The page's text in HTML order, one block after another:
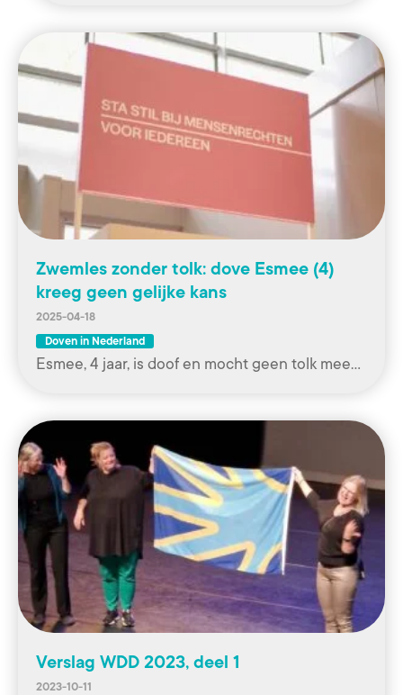
Zwemles zonder tolk: dove Esmee (4)
kreeg geen gelijke kans
2025-04-18
Doven in Nederland
Esmee, 4 jaar, is doof en mocht geen tolk mee…
Verslag WDD 2023, deel 1
2023-10-11